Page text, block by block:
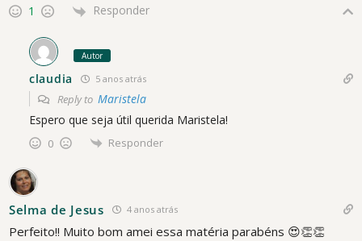
1 Responder
Autor
claudia 5 anos atrás
Reply to Maristela
Espero que seja útil querida Maristela!
0 Responder
Selma de Jesus 4 anos atrás
Perfeito!! Muito bom amei essa matéria parabéns 😍👏👏